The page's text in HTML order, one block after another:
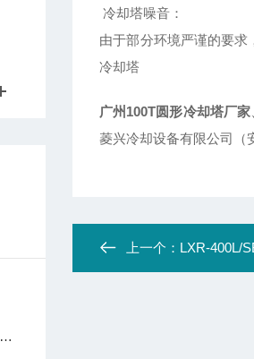
冷却塔噪音：
由于部分环境严谨的要
冷却塔
广州100T圆形冷却塔厂家
菱兴冷却设备有限公司（
上一个： LXR-400L/SB